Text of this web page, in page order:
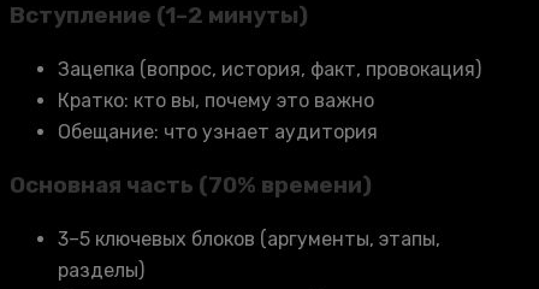
Вступление (1–2 минуты)
Зацепка (вопрос, история, факт, провокация)
Кратко: кто вы, почему это важно
Обещание: что узнает аудитория
Основная часть (70% времени)
3–5 ключевых блоков (аргументы, этапы,
разделы)